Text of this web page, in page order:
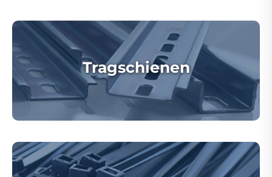
Tragschienen